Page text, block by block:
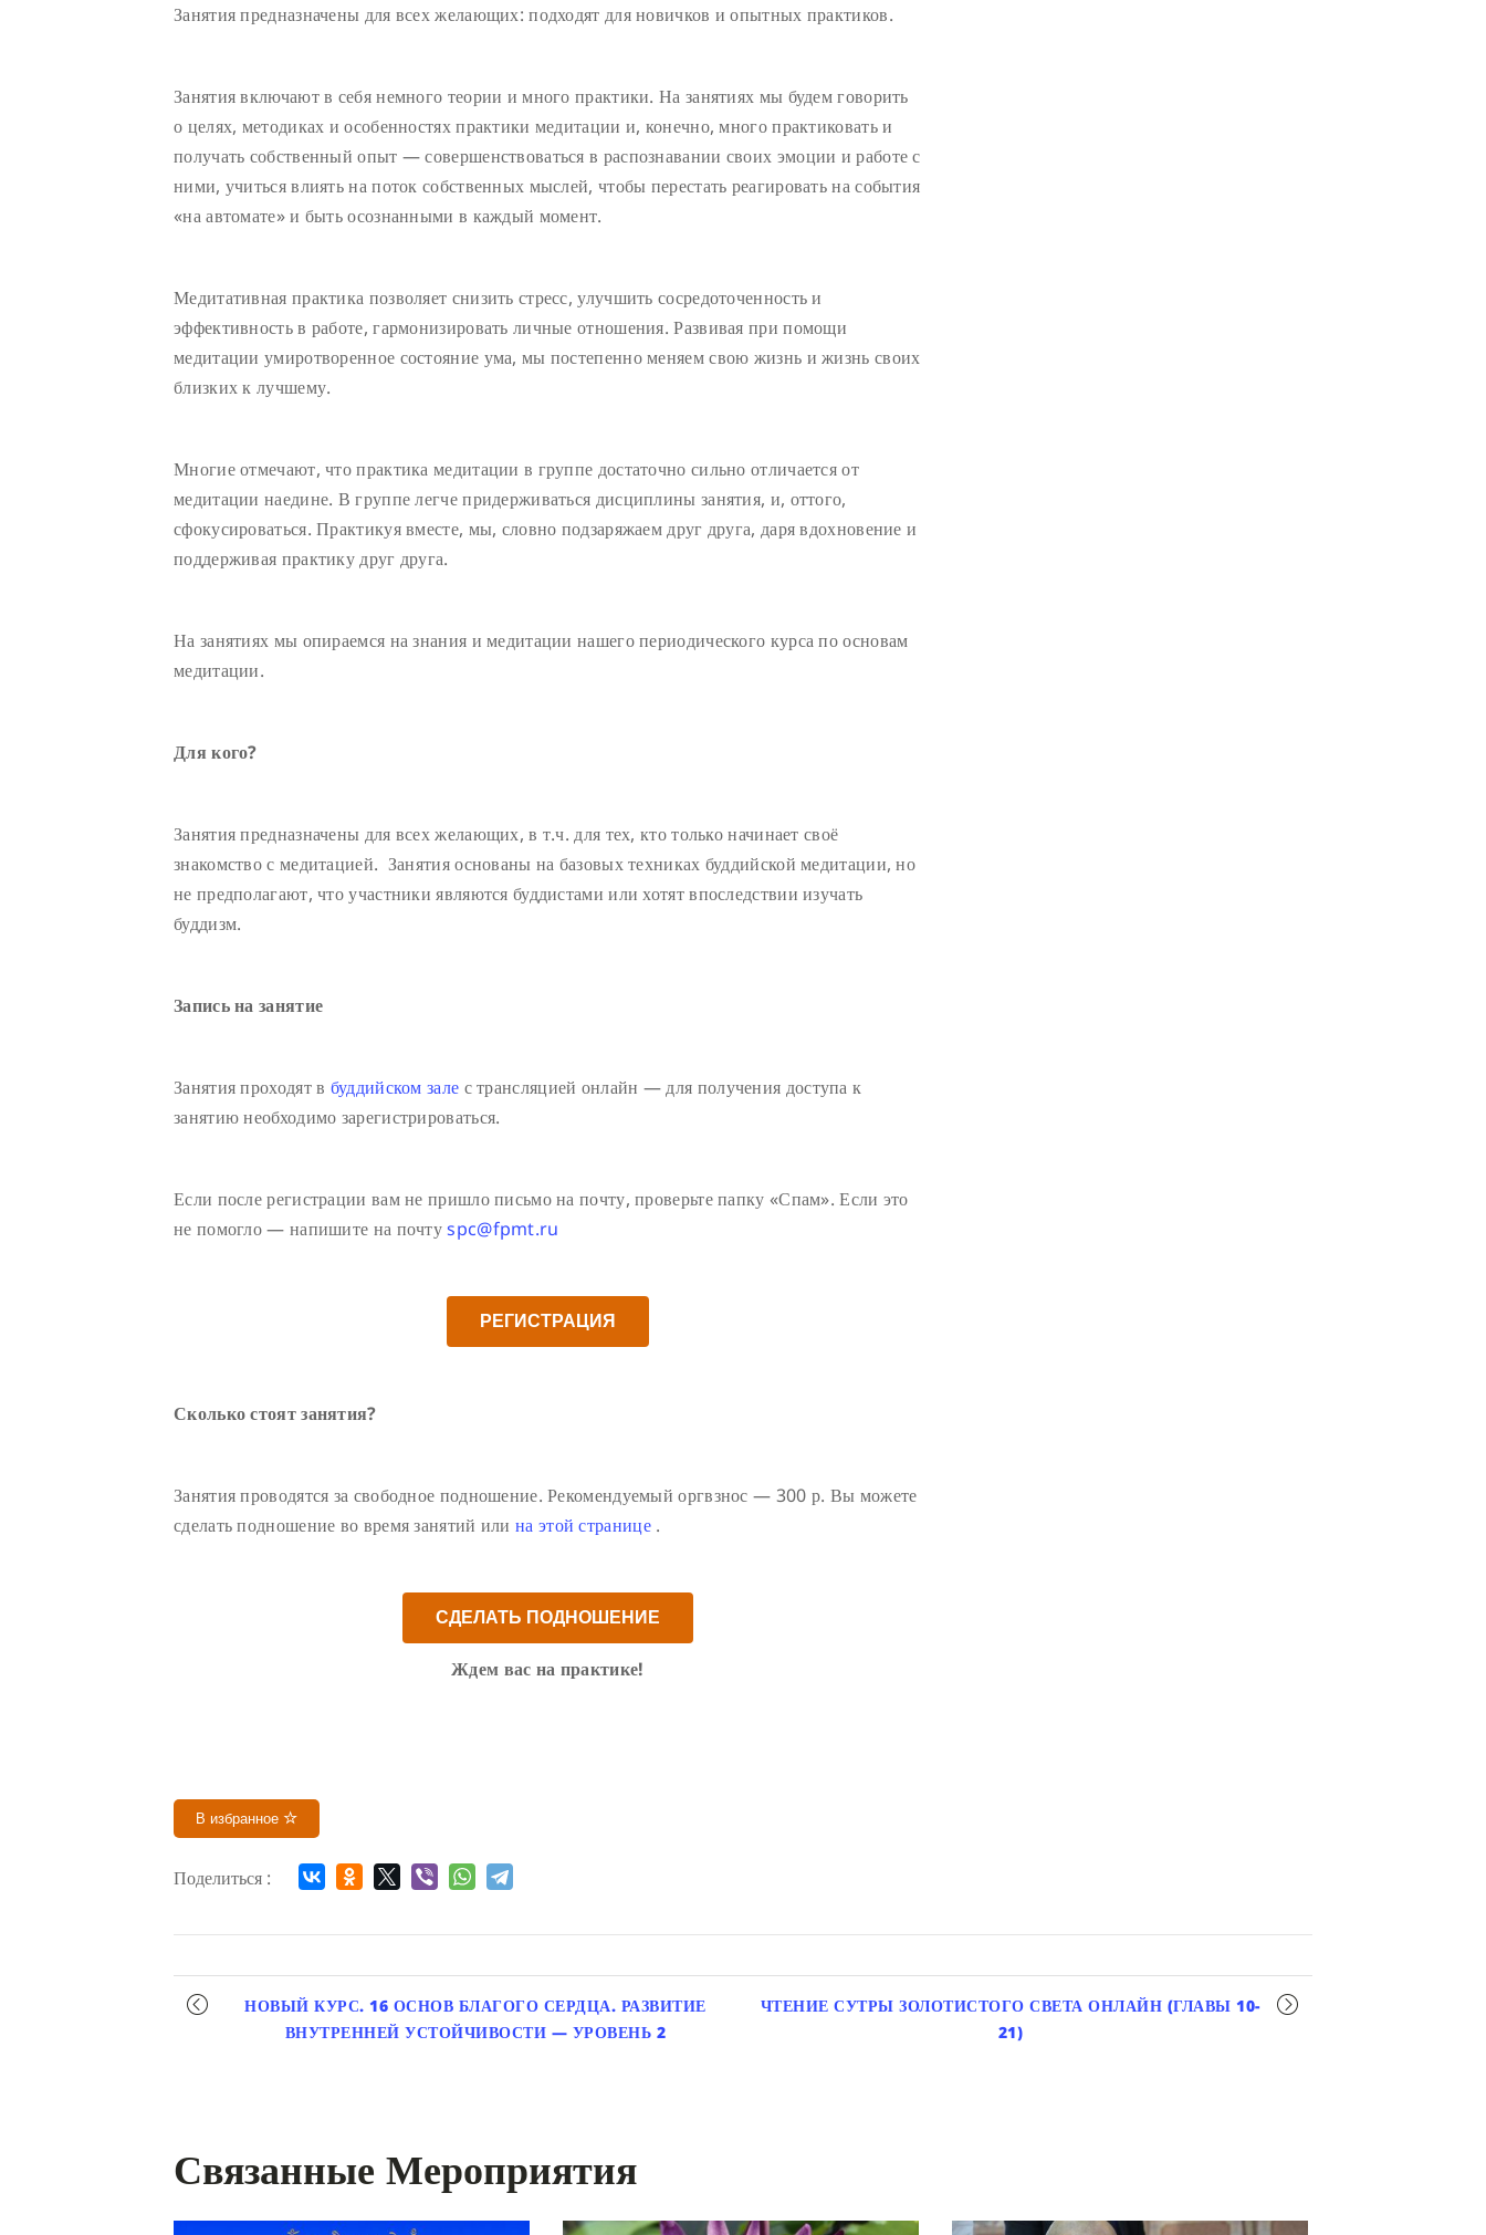
Занятия предназначены для всех желающих: подходят для новичков и опытных практиков.
Занятия включают в себя немного теории и много практики. На занятиях мы будем говорить
о целях, методиках и особенностях практики медитации и, конечно, много практиковать и
получать собственный опыт — совершенствоваться в распознавании своих эмоции и работе с
ними, учиться влиять на поток собственных мыслей, чтобы перестать реагировать на события
«на автомате» и быть осознанными в каждый момент.
Медитативная практика позволяет снизить стресс, улучшить сосредоточенность и
эффективность в работе, гармонизировать личные отношения. Развивая при помощи
медитации умиротворенное состояние ума, мы постепенно меняем свою жизнь и жизнь своих
близких к лучшему.
Многие отмечают, что практика медитации в группе достаточно сильно отличается от
медитации наедине. В группе легче придерживаться дисциплины занятия, и, оттого,
сфокусироваться. Практикуя вместе, мы, словно подзаряжаем друг друга, даря вдохновение и
поддерживая практику друг друга.
На занятиях мы опираемся на знания и медитации нашего периодического курса по основам
медитации.
Для кого?
Занятия предназначены для всех желающих, в т.ч. для тех, кто только начинает своё
знакомство с медитацией. Занятия основаны на базовых техниках буддийской медитации, но
не предполагают, что участники являются буддистами или хотят впоследствии изучать
буддизм.
Запись на занятие
Занятия проходят в буддийском зале с трансляцией онлайн — для получения доступа к
занятию необходимо зарегистрироваться.
Если после регистрации вам не пришло письмо на почту, проверьте папку «Спам». Если это
не помогло — напишите на почтуspc@fpmt.ru
РЕГИСТРАЦИЯ
Сколько стоят занятия?
Занятия проводятся за свободное подношение. Рекомендуемый оргвзнос — 300 р. Вы можете
сделать подношение во время занятий или на этой странице.
СДЕЛАТЬ ПОДНОШЕНИЕ
Ждем вас на практике!
В избранное
Поделиться :
Мероприятие
навигация
НОВЫЙ КУРС. 16 ОСНОВ БЛАГОГО СЕРДЦА. РАЗВИТИЕ
ВНУТРЕННЕЙ УСТОЙЧИВОСТИ — УРОВЕНЬ 2
ЧТЕНИЕ СУТРЫ ЗОЛОТИСТОГО СВЕТА ОНЛАЙН (ГЛАВЫ 10-
21)
Связанные Мероприятия